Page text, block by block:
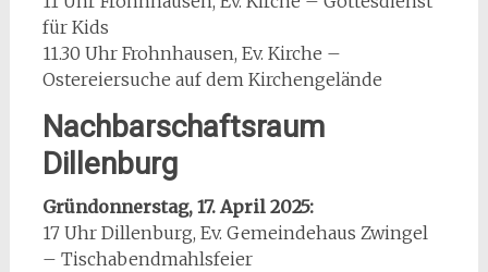
für Kids
11.30 Uhr Frohnhausen, Ev. Kirche –
Ostereiersuche auf dem Kirchengelände
Nachbarschaftsraum
Dillenburg
Gründonnerstag, 17. April 2025:
17 Uhr Dillenburg, Ev. Gemeindehaus Zwingel
– Tischabendmahlsfeier